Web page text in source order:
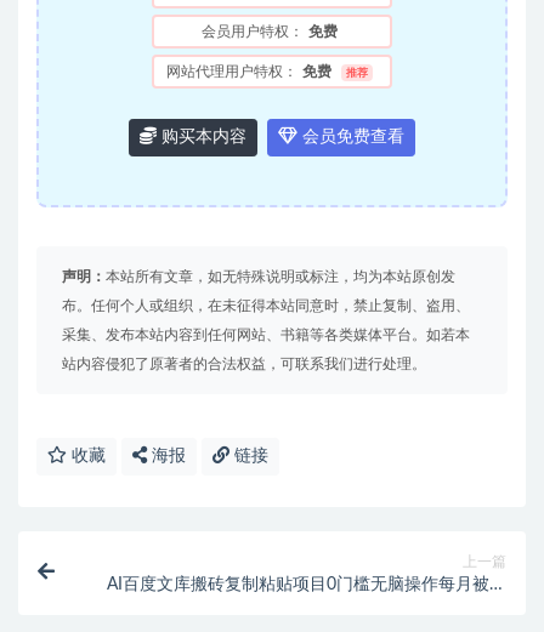
会员用户特权： 免费
网站代理用户特权： 免费 推荐
购买本内容 会员免费查看
声明： 本站所有文章，如无特殊说明或标注，均为本站原创发
布。任何个人或组织，在未征得本站同意时，禁止复制、盗用、
采集、发布本站内容到任何网站、书籍等各类媒体平台。如若本
站内容侵犯了原著者的合法权益，可联系我们进行处理。
收藏 海报 链接
上一篇
AI百度文库搬砖复制粘贴项目0门槛无脑操作每月被动